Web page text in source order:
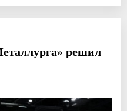
решил